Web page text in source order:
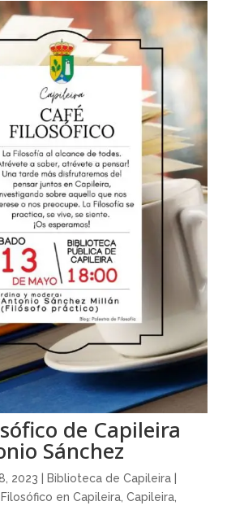
de Capileira
Sánchez
2023
Biblioteca de Capileira |
en Capileira, Capileira,